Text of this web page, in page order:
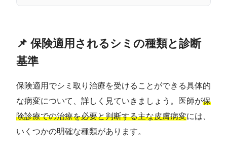
📌 保険適用されるシミの種類と診断
基準
保険適用でシミ取り治療を受けることができる具体的
な病変について、詳しく見ていきましょう。医師が保
険診療での治療を必要と判断する主な皮膚病変には、
いくつかの明確な種類があります。